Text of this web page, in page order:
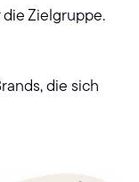
Zielgruppe.
die sich